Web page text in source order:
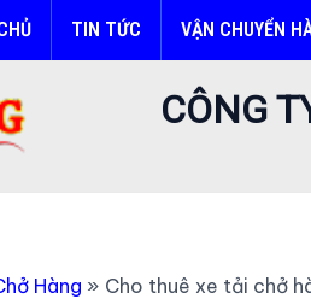
TIN TỨC VẬN CHUYỂN
CÔNG
Hàng Cho thuê xe tải chở